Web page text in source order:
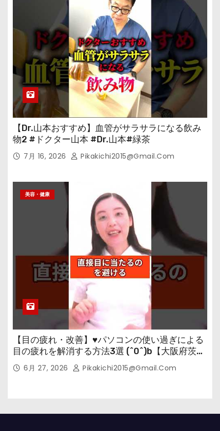
【Dr.山本おすすめ】血管がサラサラになる飲み
物2 #ドクター山本 #Dr.山本#緑茶
7月 16, 2026 Pikakichi2015@gmail.com
美容・健康
【目の疲れ・改善】♥パソコンの使い過ぎによる
目の疲れを解消する方法3選 (^0^)b【大阪府茨木
市の女性・美容鍼灸・整体師が教えます。】
6月 27, 2026 Pikakichi2015@gmail.com